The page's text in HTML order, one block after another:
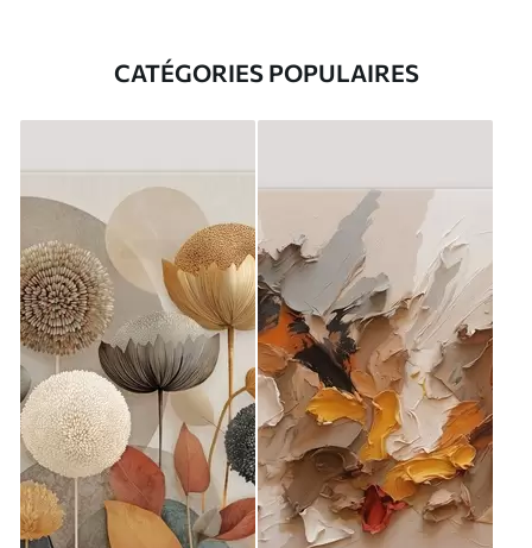
CATÉGORIES POPULAIRES